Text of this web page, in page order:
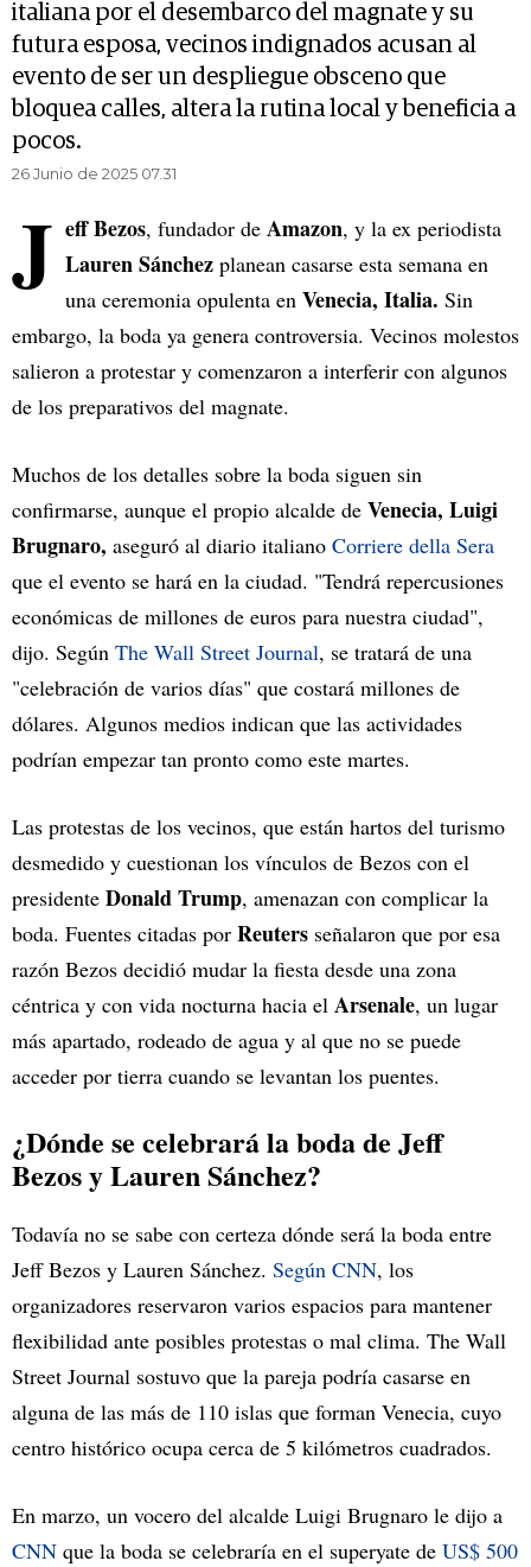
italiana por el desembarco del magnate y su
futura esposa, vecinos indignados acusan al
evento de ser un despliegue obsceno que
bloquea calles, altera la rutina local y beneficia a
pocos.
26 Junio de 2025 07.31
J eff Bezos, fundador de Amazon, y la ex periodista
Lauren Sánchez planean casarse esta semana en
una ceremonia opulenta en Venecia, Italia. Sin
embargo, la boda ya genera controversia. Vecinos molestos
salieron a protestar y comenzaron a interferir con algunos
de los preparativos del magnate.
Muchos de los detalles sobre la boda siguen sin
confirmarse, aunque el propio alcalde de Venecia, Luigi
Brugnaro, aseguró al diario italiano Corriere della Sera
que el evento se hará en la ciudad. "Tendrá repercusiones
económicas de millones de euros para nuestra ciudad",
dijo. Según The Wall Street Journal, se tratará de una
"celebración de varios días" que costará millones de
dólares. Algunos medios indican que las actividades
podrían empezar tan pronto como este martes.
Las protestas de los vecinos, que están hartos del turismo
desmedido y cuestionan los vínculos de Bezos con el
presidente Donald Trump, amenazan con complicar la
boda. Fuentes citadas por Reuters señalaron que por esa
razón Bezos decidió mudar la fiesta desde una zona
céntrica y con vida nocturna hacia el Arsenale, un lugar
más apartado, rodeado de agua y al que no se puede
acceder por tierra cuando se levantan los puentes.
¿Dónde se celebrará la boda de Jeff
Bezos y Lauren Sánchez?
Todavía no se sabe con certeza dónde será la boda entre
Jeff Bezos y Lauren Sánchez. Según CNN, los
organizadores reservaron varios espacios para mantener
flexibilidad ante posibles protestas o mal clima. The Wall
Street Journal sostuvo que la pareja podría casarse en
alguna de las más de 110 islas que forman Venecia, cuyo
centro histórico ocupa cerca de 5 kilómetros cuadrados.
En marzo, un vocero del alcalde Luigi Brugnaro le dijo a
CNN que la boda se celebraría en el superyate de US$ 500